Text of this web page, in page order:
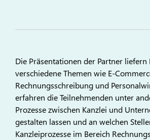
Die Präsentationen der Partner liefern
verschiedene Themen wie E-
Rechnungsschreibung und
erfahren die Teilnehmenden unter
Prozesse zwischen Kanzlei und
gestalten lassen und an welchen
Kanzleiprozesse im Bereich